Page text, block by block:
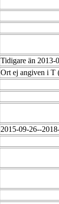
Tidigare än 2013-
Ort ej angiven i T
2015-09-26--